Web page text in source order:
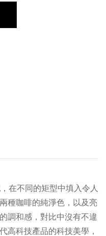
在不同的矩型中填⼊令⼈
種咖啡的純淨⾊，以及亮
調和感，對⽐中沒有不違
⾼科技產品的科技美學，